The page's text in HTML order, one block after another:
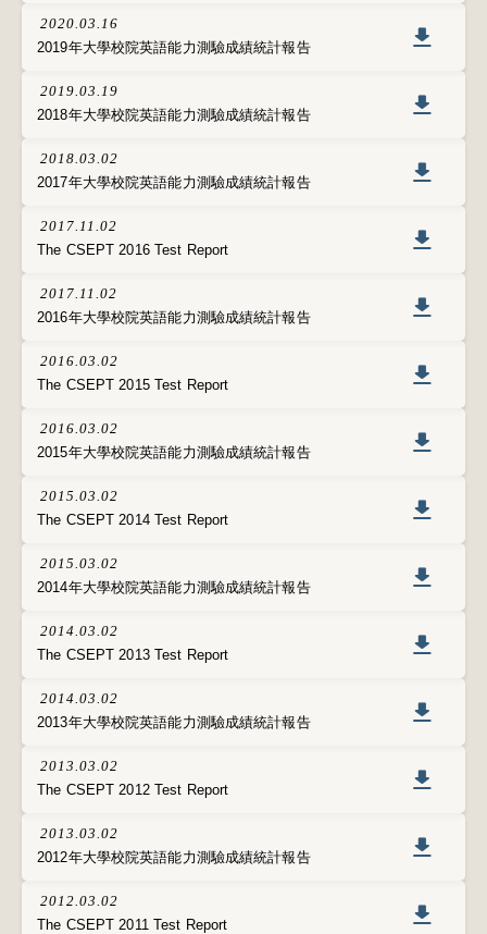
2020.03.16
2019年大學校院英語能力測驗成績統計報告
2019.03.19
2018年大學校院英語能力測驗成績統計報告
2018.03.02
2017年大學校院英語能力測驗成績統計報告
2017.11.02
The CSEPT 2016 Test Report
2017.11.02
2016年大學校院英語能力測驗成績統計報告
2016.03.02
The CSEPT 2015 Test Report
2016.03.02
2015年大學校院英語能力測驗成績統計報告
2015.03.02
The CSEPT 2014 Test Report
2015.03.02
2014年大學校院英語能力測驗成績統計報告
2014.03.02
The CSEPT 2013 Test Report
2014.03.02
2013年大學校院英語能力測驗成績統計報告
2013.03.02
The CSEPT 2012 Test Report
2013.03.02
2012年大學校院英語能力測驗成績統計報告
2012.03.02
The CSEPT 2011 Test Report